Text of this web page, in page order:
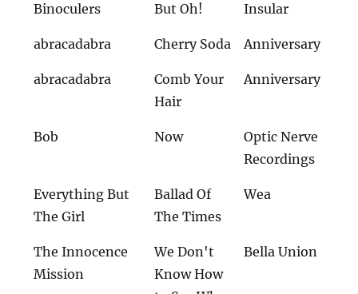
Binoculers But Oh! Insular
abracadabra Cherry Soda Anniversary
abracadabra
Comb Your
Hair
Anniversary
Bob Now
Optic Nerve
Recordings
Everything But
The Girl
Ballad Of
The Times
Wea
The Innocence
Mission
We Don't
Know How
Bella Union